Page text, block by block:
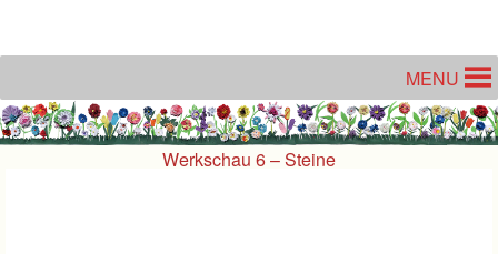
MENU
Werkschau 6 – Steine